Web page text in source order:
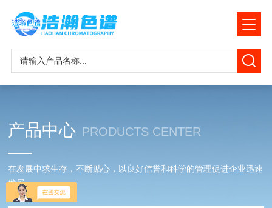
产品中心 PRODUCTS CENTER
在发展中求生存，不断贴心，以良好信誉和科学的管理促进企业迅速
发展